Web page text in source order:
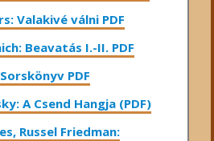
Valakivé válni PDF
Beavatás I.-II. PDF
PDF
A Csend Hangja (PDF)
Russel Friedman: